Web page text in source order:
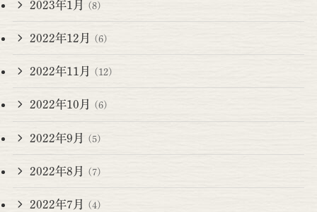
2023年1月 (8)
2022年12月 (6)
2022年11月 (12)
2022年10月 (6)
2022年9月 (5)
2022年8月 (7)
2022年7月 (4)